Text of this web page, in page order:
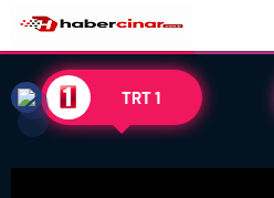
TRT 1